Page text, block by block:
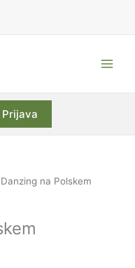
Prijava
na Polskem